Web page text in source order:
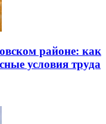
районе: как
условия труда